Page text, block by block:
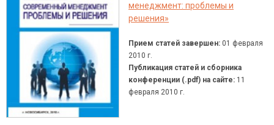
менеджмент: проблемы и
решения»
Прием статей завершен: 01 февраля
2010 г.
Публикация статей и сборника
конференции (.pdf) на сайте: 11
февраля 2010 г.